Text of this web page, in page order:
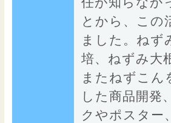
とから、この
ました。ねず
培、ねずみ大
またねずこん
した商品開発
クやポスター